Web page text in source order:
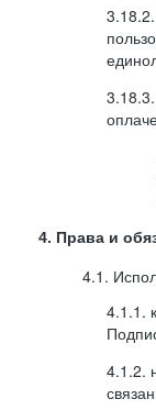
4. Права и
4.1.
4.1.1.
4.1.2.